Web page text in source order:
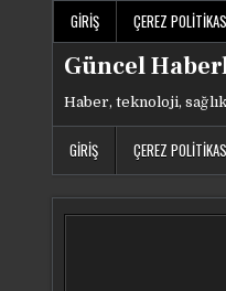
GIRIŞ ÇEREZ
Güncel
Haber, teknoloji,
GIRIŞ ÇEREZ